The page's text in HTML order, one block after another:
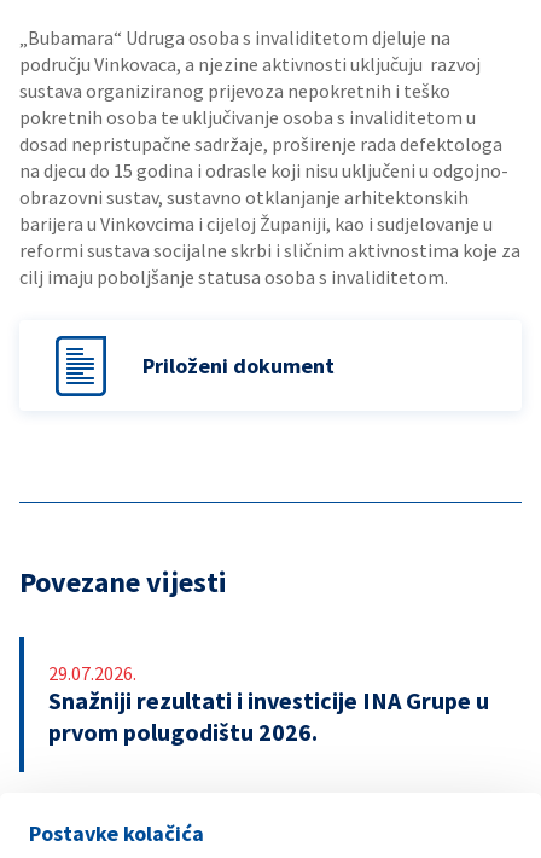
Postavke kolačića
„Bubamara“ Udruga osoba s invaliditetom djeluje na
području Vinkovaca, a njezine aktivnosti uključuju razvoj
sustava organiziranog prijevoza nepokretnih i teško
pokretnih osoba te uključivanje osoba s invaliditetom u
dosad nepristupačne sadržaje, proširenje rada defektologa
na djecu do 15 godina i odrasle koji nisu uključeni u odgojno-
obrazovni sustav, sustavno otklanjanje arhitektonskih
barijera u Vinkovcima i cijeloj Županiji, kao i sudjelovanje u
reformi sustava socijalne skrbi i sličnim aktivnostima koje za
cilj imaju poboljšanje statusa osoba s invaliditetom.
Priloženi dokument
Povezane vijesti
29.07.2026.
Snažniji rezultati i investicije INA Grupe u
prvom polugodištu 2026.
21.07.2026.